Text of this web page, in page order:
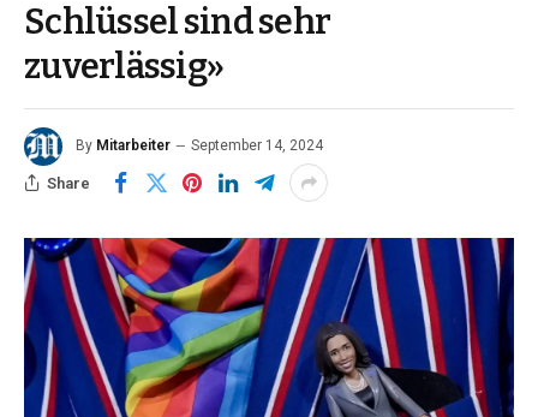
Schlüssel sind sehr
zuverlässig»
By Mitarbeiter September 14, 2024
Share